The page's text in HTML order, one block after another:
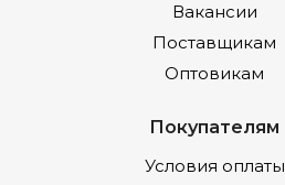
Вакансии
Поставщикам
Оптовикам
Покупателям
Условия оплаты